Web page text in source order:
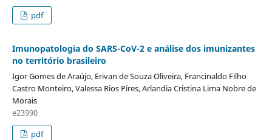
pdf
Imunopatologia do SARS-CoV-2 e análise dos imunizantes
no território brasileiro
Igor Gomes de Araújo, Erivan de Souza Oliveira, Francinaldo Filho
Castro Monteiro, Valessa Rios Pires, Arlandia Cristina Lima Nobre de
Morais
e23990
pdf